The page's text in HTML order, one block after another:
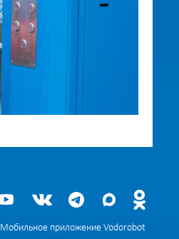
Мобильное приложение Vodorobot